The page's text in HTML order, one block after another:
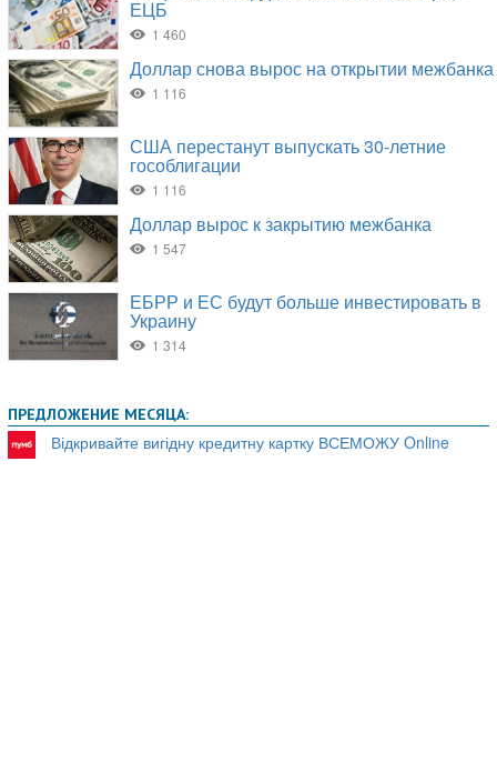
ПРЕДЛОЖЕНИЕ МЕСЯЦА:
Відкривайте вигідну кредитну картку ВСЕМОЖУ Online